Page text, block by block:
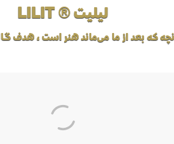
لیلیت ® LILIT
که بعد از ما می‌ماند هنر است، هدف